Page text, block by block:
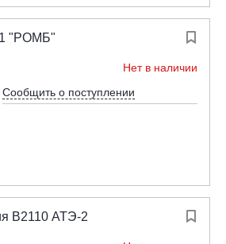

"РОМБ"
Нет в наличии
Сообщить о поступлении

В2110 АТЭ-2